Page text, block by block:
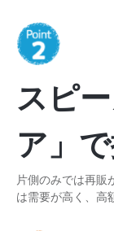
スピ
ア」
片側のみでは再販
は需要が高く、高